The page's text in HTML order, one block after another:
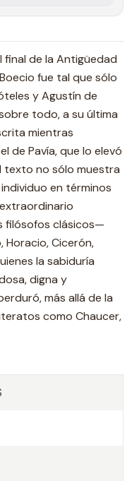
final de la Antigüedad
fue tal que sólo
y Agustín de
todo, a su última
mientras
de Pavía, que lo elevó
texto no sólo muestra
en términos
filósofos clásicos—
Horacio, Cicerón,
la sabiduría
digna y
más allá de la
como Chaucer,